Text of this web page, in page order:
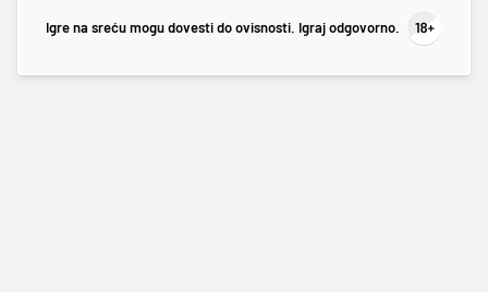
Igre na sreću mogu dovesti do ovisnosti. Igraj odgovorno.